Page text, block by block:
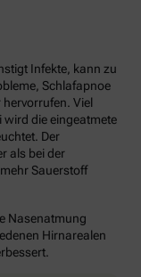
Infekte, kann zu
Schlafapnoe
Viel
wird die eingeatmete
Der
als bei der
Sauerstoff
Nasenatmung
Hirnarealen